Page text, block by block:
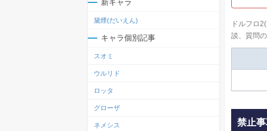
ドルフロ
談、質問
禁止
新キャラ
黛煙(だいえん)
キャラ個別記事
スオミ
ウルリド
ロッタ
グローザ
ネメシス